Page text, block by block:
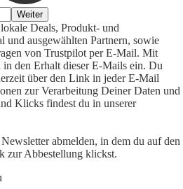
Weiter
Deals, Produkt- und
und ausgewählten Partnern, sowie
von Trustpilot per E-Mail. Mit
den Erhalt dieser E-Mails ein. Du
über den Link in jeder E-Mail
zur Verarbeitung Deiner Daten und
Klicks findest du in unserer
abmelden, in dem du auf den
zur Abbestellung klickst.